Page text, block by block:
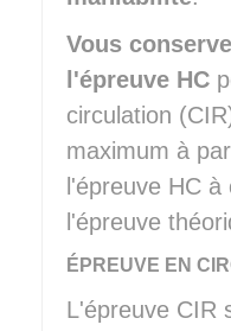
Vous
l'épreuve HC
circulation
maximum à
l'épreuve HC
l'épreuve
ÉPREUVE EN
L'épreuve CIR